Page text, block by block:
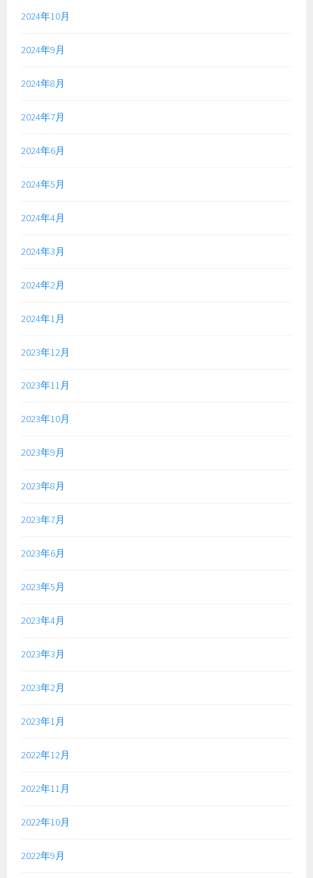
2024年10月
2024年9月
2024年8月
2024年7月
2024年6月
2024年5月
2024年4月
2024年3月
2024年2月
2024年1月
2023年12月
2023年11月
2023年10月
2023年9月
2023年8月
2023年7月
2023年6月
2023年5月
2023年4月
2023年3月
2023年2月
2023年1月
2022年12月
2022年11月
2022年10月
2022年9月